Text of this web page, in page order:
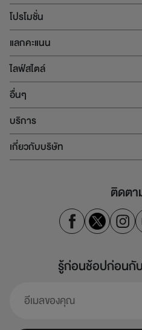
โปรโมชั่น
แลกคะแนน
ไลฟ์สไตล์
อื่นๆ
บริการ
เกี่ยวกับบริษัท
ติดตา
รู้ก่อนช้อปก่อนกับ